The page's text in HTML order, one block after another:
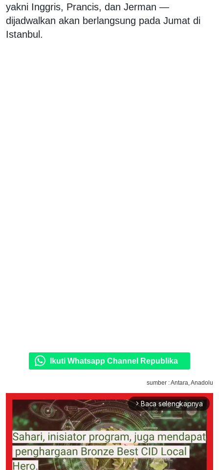
yakni Inggris, Prancis, dan Jerman —
dijadwalkan akan berlangsung pada Jumat di
Istanbul.
Ikuti Whatsapp Channel Republika
sumber : Antara, Anadolu
arrow_forward_ios Baca selengkapnya